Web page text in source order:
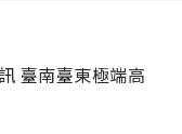
臺南臺東極端高